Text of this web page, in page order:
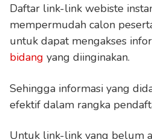
Daftar link-link webiste
mempermudah calon
untuk dapat mengakses
bidang yang diinginakan.
Sehingga informasi yang
efektif dalam rangka
Untuk link-link yang belum